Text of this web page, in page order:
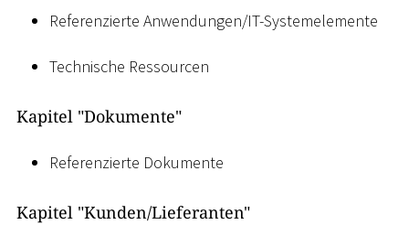
Referenzierte Anwendungen/IT-Systemelemente
Technische Ressourcen
Kapitel "Dokumente"
Referenzierte Dokumente
Kapitel "Kunden/Lieferanten"